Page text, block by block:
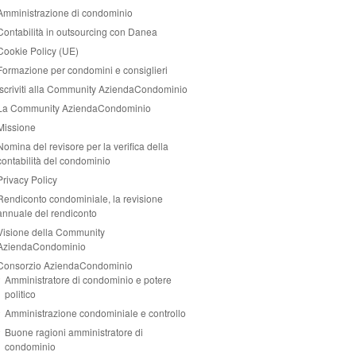
di condominio
in outsourcing con Danea
Policy (UE)
per condomini e consiglieri
alla Community AziendaCondominio
Community AziendaCondominio
del revisore per la verifica della
del condominio
Policy
condominiale, la revisione
del rendiconto
della Community
AziendaCondominio
Amministratore di condominio e potere
politico
Amministrazione condominiale e controllo
Buone ragioni amministratore di
condominio